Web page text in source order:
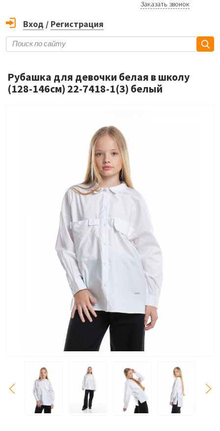
Заказать звонок
Вход / Регистрация
Рубашка для девочки белая в школу
(128-146см) 22-7418-1(3) белый